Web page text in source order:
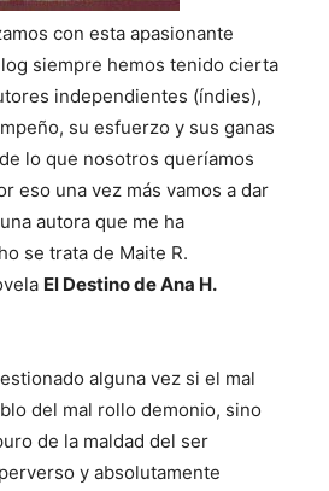
con esta apasionante
siempre hemos tenido cierta
independientes (índies),
su esfuerzo y sus ganas
lo que nosotros queríamos
eso una vez más vamos a dar
autora que me ha
se trata de Maite R.
El Destino de Ana H.
alguna vez si el mal
del mal rollo demonio, sino
de la maldad del ser
y absolutamente